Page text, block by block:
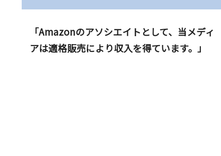
「Amazonのアソシエイトとして、当メディ
アは適格販売により収入を得ています。」